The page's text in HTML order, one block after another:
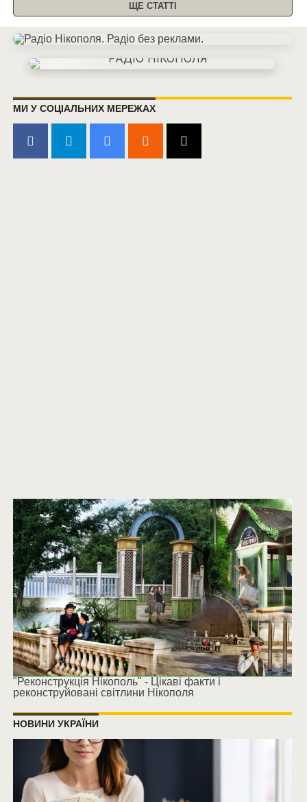
ЩЕ СТАТТІ
МИ У СОЦІАЛЬНИХ МЕРЕЖАХ
"Реконструкція Нікополь" - Цікаві факти і
реконструйовані світлини Нікополя
НОВИНИ УКРАЇНИ